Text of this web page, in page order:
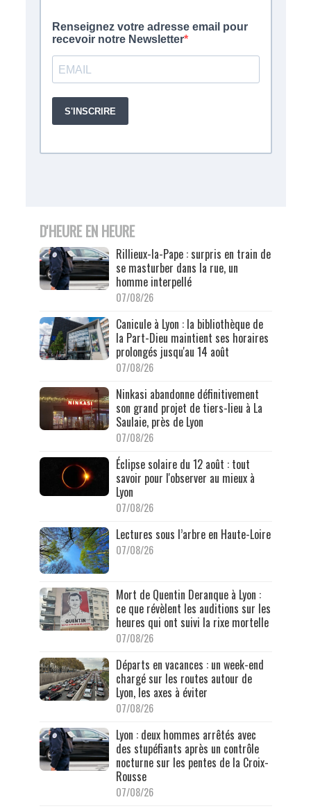
D'HEURE EN HEURE
Rillieux-la-Pape : surpris en train de
se masturber dans la rue, un
homme interpellé
07/08/26
Canicule à Lyon : la bibliothèque de
la Part-Dieu maintient ses horaires
prolongés jusqu'au 14 août
07/08/26
Ninkasi abandonne définitivement
son grand projet de tiers-lieu à La
Saulaie, près de Lyon
07/08/26
Éclipse solaire du 12 août : tout
savoir pour l'observer au mieux à
Lyon
07/08/26
Lectures sous l’arbre en Haute-Loire
07/08/26
Mort de Quentin Deranque à Lyon :
ce que révèlent les auditions sur les
heures qui ont suivi la rixe mortelle
07/08/26
Départs en vacances : un week-end
chargé sur les routes autour de
Lyon, les axes à éviter
07/08/26
Lyon : deux hommes arrêtés avec
des stupéfiants après un contrôle
nocturne sur les pentes de la Croix-
Rousse
07/08/26